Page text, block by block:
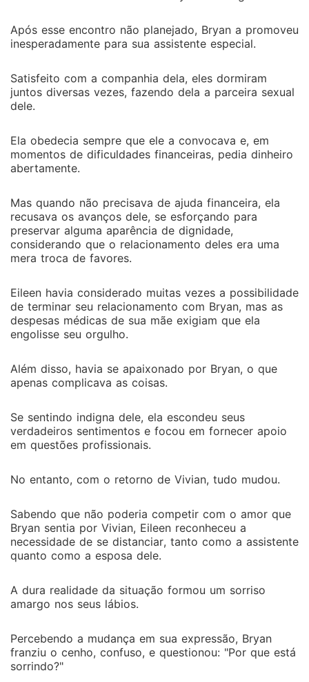
Após esse encontro não planejado, Bryan a promoveu
inesperadamente para sua assistente especial.
Satisfeito com a companhia dela, eles dormiram
juntos diversas vezes, fazendo dela a parceira sexual
dele.
Ela obedecia sempre que ele a convocava e, em
momentos de dificuldades financeiras, pedia dinheiro
abertamente.
Mas quando não precisava de ajuda financeira, ela
recusava os avanços dele, se esforçando para
preservar alguma aparência de dignidade,
considerando que o relacionamento deles era uma
mera troca de favores.
Eileen havia considerado muitas vezes a possibilidade
de terminar seu relacionamento com Bryan, mas as
despesas médicas de sua mãe exigiam que ela
engolisse seu orgulho.
Além disso, havia se apaixonado por Bryan, o que
apenas complicava as coisas.
Se sentindo indigna dele, ela escondeu seus
verdadeiros sentimentos e focou em fornecer apoio
em questões profissionais.
No entanto, com o retorno de Vivian, tudo mudou.
Sabendo que não poderia competir com o amor que
Bryan sentia por Vivian, Eileen reconheceu a
necessidade de se distanciar, tanto como a assistente
quanto como a esposa dele.
A dura realidade da situação formou um sorriso
amargo nos seus lábios.
Percebendo a mudança em sua expressão, Bryan
franziu o cenho, confuso, e questionou: "Por que está
sorrindo?"